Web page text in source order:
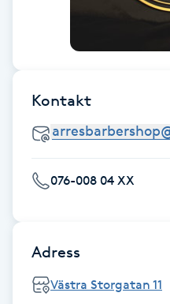
Friskvårdsmassage
Funktionsanalys
Föning
Kontakt
076-008 04 XX
Adress
Västra Storgatan 11